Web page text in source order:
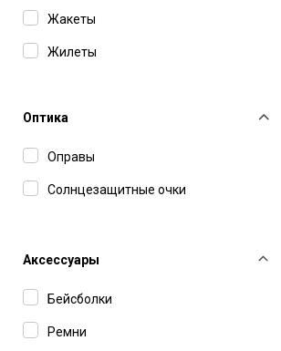
Жакеты
Жилеты
Куртки
Куртки джинсовые
Куртки кожаные
Оптика
Оправы
Солнцезащитные очки
Аксессуары
Бейсболки
Ремни